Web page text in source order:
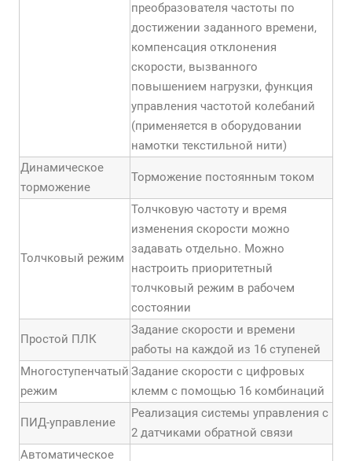
преобразователя частоты по
достижении заданного времени,
компенсация отклонения
скорости, вызванного
повышением нагрузки, функция
управления частотой колебаний
(применяется в оборудовании
намотки текстильной нити)
Динамическое
торможение
Торможение постоянным током
Толчковый режим
Толчковую частоту и время
изменения скорости можно
задавать отдельно. Можно
настроить приоритетный
толчковый режим в рабочем
состоянии
Простой ПЛК
Задание скорости и времени
работы на каждой из 16 ступеней
Многоступенчатый
режим
Задание скорости с цифровых
клемм с помощью 16 комбинаций
ПИД-управление
Реализация системы управления с
2 датчиками обратной связи
Автоматическое